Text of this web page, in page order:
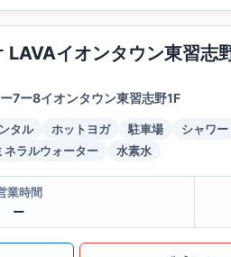
LAVAイオンタウン東習志
7ー8イオンタウン東習志野1F
タル ホットヨガ 駐車場 シャワー
ネラルウォーター 水素水
業時間
ー